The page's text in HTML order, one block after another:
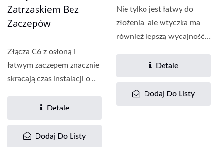
Zatrzaskiem Bez
Zaczepów
Złącza C6 z osłoną i
łatwym zaczepem znacznie
skracają czas instalacji o
Detale
Dodaj Do Listy
Nie tylko jest łatwy do
złożenia, ale wtyczka ma
również lepszą wydajność
Detale
Dodaj Do Listy